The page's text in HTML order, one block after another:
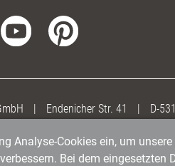
| Endenicher Str. 41 | D-
Analyse-Cookies ein, um
Bei dem